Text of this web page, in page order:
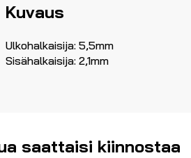
Kuvaus
Ulkohalkaisija: 5,5mm
Sisähalkaisija: 2,1mm
saattaisi kiinnostaa